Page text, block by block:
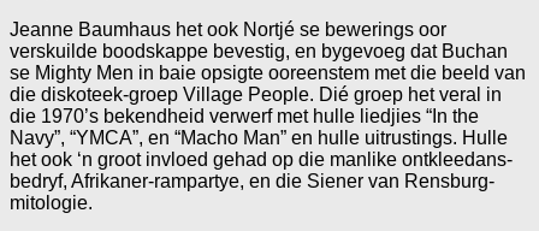
Jeanne Baumhaus het ook Nortjé se bewerings oor
verskuilde boodskappe bevestig, en bygevoeg dat Buchan
se Mighty Men in baie opsigte ooreenstem met die beeld van
die diskoteek-groep Village People. Dié groep het veral in
die 1970’s bekendheid verwerf met hulle liedjies “In the
Navy”, “YMCA”, en “Macho Man” en hulle uitrustings. Hulle
het ook ‘n groot invloed gehad op die manlike ontkleedans-
bedryf, Afrikaner-rampartye, en die Siener van Rensburg-
mitologie.